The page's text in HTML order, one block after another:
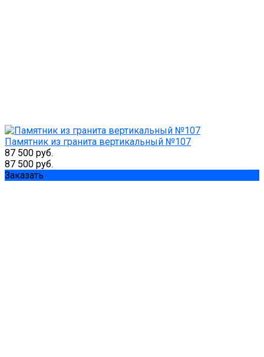
Памятник из гранита вертикальный №107
87 500 руб.
87 500 руб.
Заказать